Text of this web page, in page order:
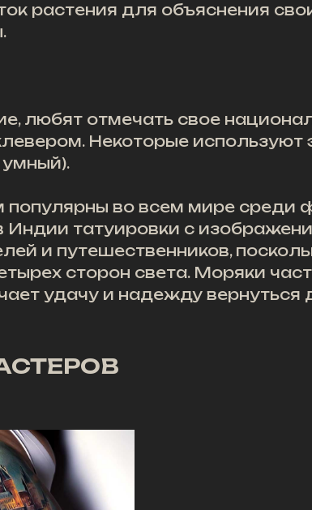
растения для объяснения
любят отмечать свое
Некоторые используют
популярны во всем мире среди
Индии татуировки с
и путешественников,
сторон света. Моряки
удачу и надежду вернуться